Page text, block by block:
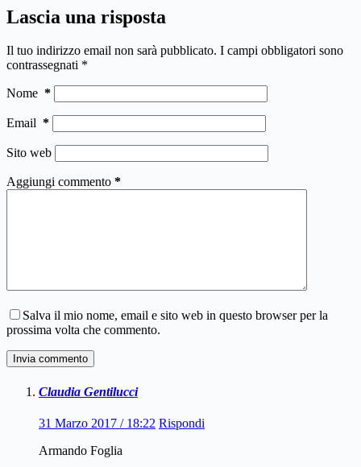
Lascia una risposta
Il tuo indirizzo email non sarà pubblicato. I campi obbligatori sono
contrassegnati *
Nome *
Email *
Sito web
Aggiungi commento *
Salva il mio nome, email e sito web in questo browser per la
prossima volta che commento.
Invia commento
Claudia Gentilucci
31 Marzo 2017 / 18:22 Rispondi
Armando Foglia